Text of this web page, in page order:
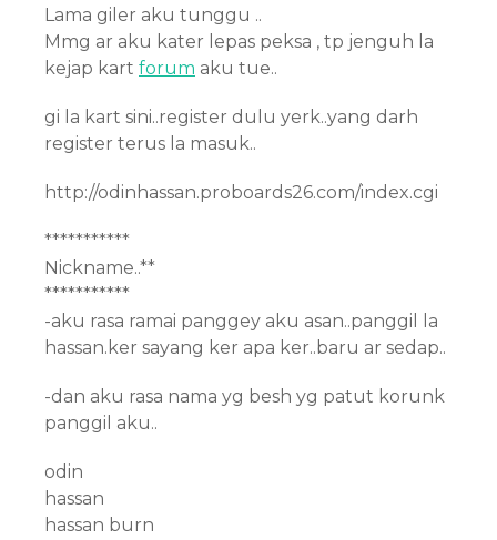
Lama giler aku tunggu ..
Mmg ar aku kater lepas peksa , tp jenguh la
kejap kart forum aku tue..
gi la kart sini..register dulu yerk..yang darh
register terus la masuk..
http://odinhassan.proboards26.com/index.cgi
***********
Nickname..**
***********
-aku rasa ramai panggey aku asan..panggil la
hassan.ker sayang ker apa ker..baru ar sedap..
-dan aku rasa nama yg besh yg patut korunk
panggil aku..
odin
hassan
hassan burn